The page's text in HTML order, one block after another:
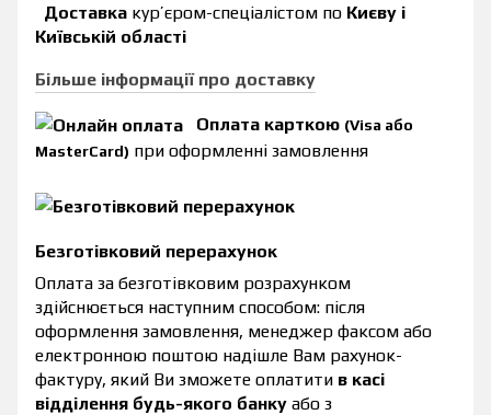
Доставка кур’єром-спеціалістом по Києву і
Київській області
Більше інформації про доставку
Оплата карткою (Visa або
MasterCard) при оформленні замовлення
Безготівковий перерахунок
Оплата за безготівковим розрахунком
здійснюється наступним способом: після
оформлення замовлення, менеджер факсом або
електронною поштою надішле Вам рахунок-
фактуру, який Ви зможете оплатити в касі
відділення будь-якого банку або з